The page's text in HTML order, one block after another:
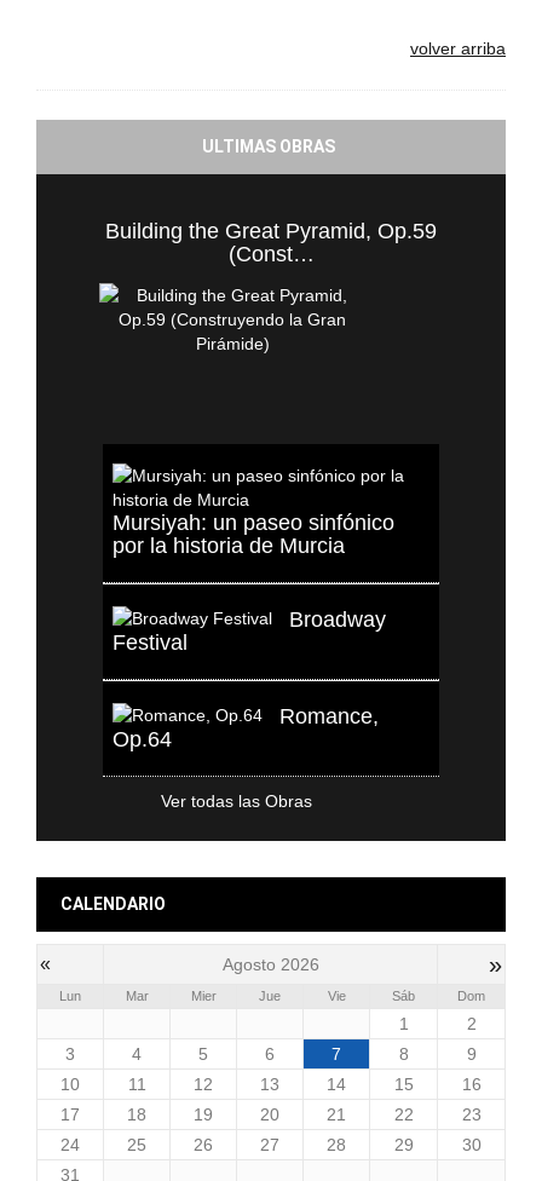
volver arriba
ULTIMAS OBRAS
Building the Great Pyramid, Op.59
(Const…
Mursiyah: un paseo sinfónico
por la historia de Murcia
Broadway
Festival
Romance,
Op.64
Ver todas las Obras
CALENDARIO
« Agosto 2026 »
Lun Mar Mier Jue Vie Sáb Dom
1
2
3
4 5 6 7 8
9
10
11 12 13 14 15
16
17
18 19 20 21 22
23
24
25 26 27 28 29
30
31